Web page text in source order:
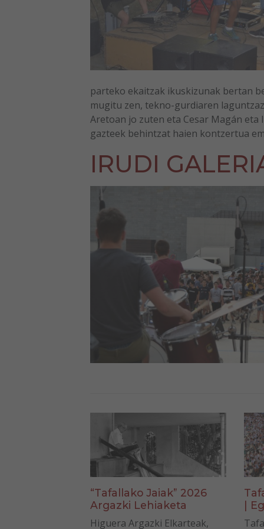
parteko ekaitzak ikuskizunak bertan
mugitu zen, tekno-gurdiaren
Aretoan jo zuten eta Cesar Magán
gazteek behintzat haien kontzertua
IRUDI
“Tafallako Jaiak” 2026
Argazki Lehiaketa
Higuera Argazki Elkarteak,
|